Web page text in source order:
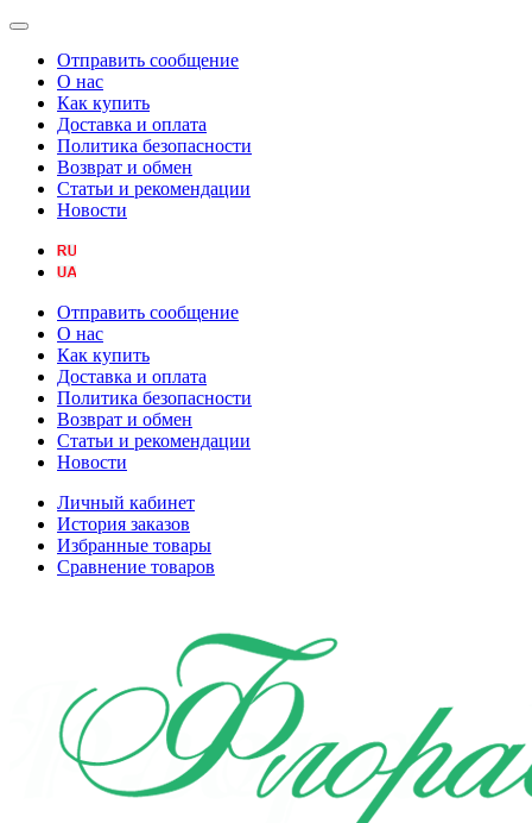
Отправить сообщение
О нас
Как купить
Доставка и оплата
Политика безопасности
Возврат и обмен
Статьи и рекомендации
Новости
Отправить сообщение
О нас
Как купить
Доставка и оплата
Политика безопасности
Возврат и обмен
Статьи и рекомендации
Новости
Личный кабинет
История заказов
Избранные товары
Сравнение товаров